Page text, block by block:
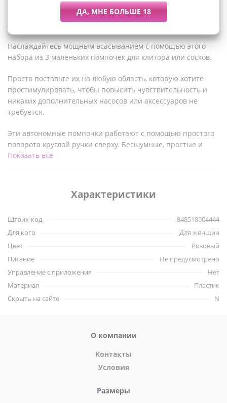
Описание
Наслаждайтесь мощным всасыванием с помощью этого
набора из 3 маленьких помпочек для клитора или сосков.
Просто поставьте их на любую область, которую хотите
простимулировать, чтобы повысить чувствительность и
никаких дополнительных насосов или аксессуаров не
требуется.
Эти автономные помпочки работают с помощью простого
поворота круглой ручки сверху. Бесшумные, простые и
незаметные, эти присоски можно взять с собой и
Внутренняя смазка обеспечивает плавное движение и
мощное всасывание.
Диаметр отверстия 1.9 см
Длина трубки 5.9 см
Длина всего изделия 10 см
Показать все
Характеристики
Штрих-код
848518004444
Для кого
Для женщин
Цвет
Розовый
Питание
Не предусмотрено
Управление с приложения
Нет
Материал
Пластик
Скрыть на сайте
N
О компании
Контакты
Условия
Размеры